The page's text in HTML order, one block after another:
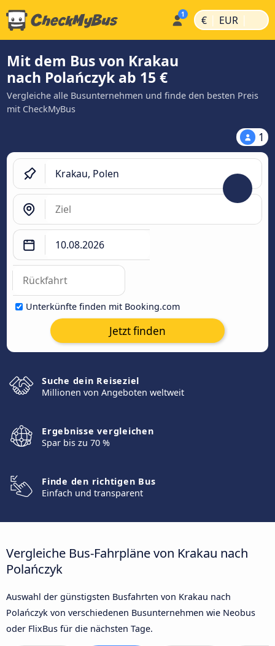
€ | EUR |
Mit dem Bus von Krakau
nach Polańczyk ab 15 €
Vergleiche alle Busunternehmen und finde den besten Preis
mit CheckMyBus
1
Unterkünfte finden mit Booking.com
Jetzt finden
Suche dein Reiseziel
Millionen von Angeboten weltweit
Ergebnisse vergleichen
Spar bis zu 70 %
Finde den richtigen Bus
Einfach und transparent
Vergleiche Bus-Fahrpläne von Krakau nach
Polańczyk
Auswahl der günstigsten Busfahrten von Krakau nach
Polańczyk von verschiedenen Busunternehmen wie Neobus
oder FlixBus für die nächsten Tage.